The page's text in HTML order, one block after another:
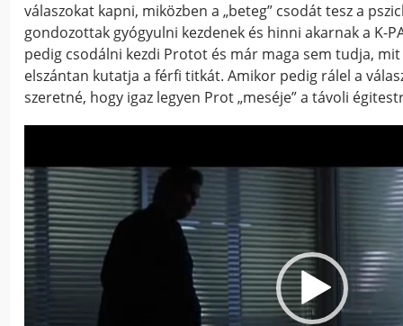
válaszokat kapni, miközben a „beteg” csodát tesz a
gondozottak gyógyulni kezdenek és hinni akarnak a K-
pedig csodálni kezdi Protot és már maga sem tudja,
elszántan kutatja a férfi titkát. Amikor pedig rálel a
szeretné, hogy igaz legyen Prot „meséje” a távoli